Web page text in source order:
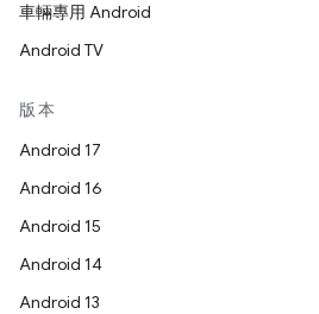
車輛專用 Android
Android TV
版本
Android 17
Android 16
Android 15
Android 14
Android 13